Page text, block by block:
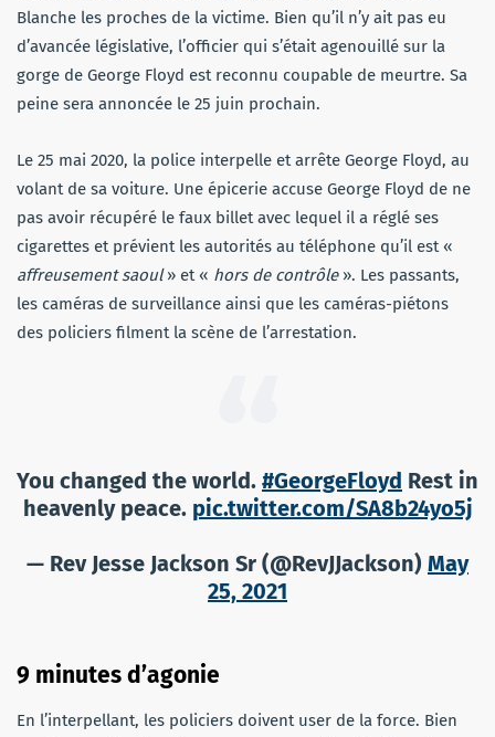
Blanche les proches de la victime. Bien qu’il n’y ait pas eu
d’avancée législative, l’officier qui s’était agenouillé sur la
gorge de George Floyd est reconnu coupable de meurtre. Sa
peine sera annoncée le 25 juin prochain.
Le 25 mai 2020, la police interpelle et arrête George Floyd, au
volant de sa voiture. Une épicerie accuse George Floyd de ne
pas avoir récupéré le faux billet avec lequel il a réglé ses
cigarettes et prévient les autorités au téléphone qu’il est «
affreusement saoul» et « hors de contrôle». Les passants,
les caméras de surveillance ainsi que les caméras-piétons
des policiers filment la scène de l’arrestation.
You changed the world. #GeorgeFloyd Rest in
heavenly peace. pic.twitter.com/SA8b24yo5j
— Rev Jesse Jackson Sr (@RevJJackson) May
25, 2021
9 minutes d’agonie
En l’interpellant, les policiers doivent user de la force. Bien